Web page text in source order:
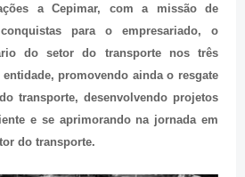
a Cepimar, com a missão de
para o empresariado, o
do setor do transporte nos três
entidade, promovendo ainda o resgate
transporte, desenvolvendo projetos
e se aprimorando na jornada em
do transporte.